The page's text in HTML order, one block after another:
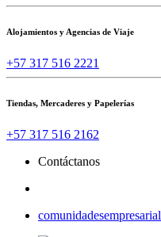
Alojamientos y Agencias de Viaje
+57 317 516 2221
Tiendas, Mercaderes y Papelerías
+57 317 516 2162
Contáctanos